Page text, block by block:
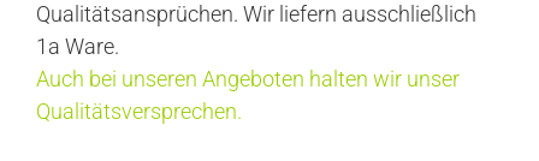
Qualitätsansprüchen. Wir liefern ausschließlich
1a Ware.
Auch bei unseren Angeboten halten wir unser
Qualitätsversprechen.